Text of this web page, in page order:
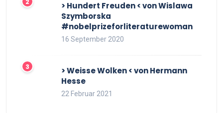
> Hundert Freuden < von Wislawa
Szymborska
#nobelprizeforliteraturewoman
16 September 2020
> Weisse Wolken < von Hermann
Hesse
22 Februar 2021